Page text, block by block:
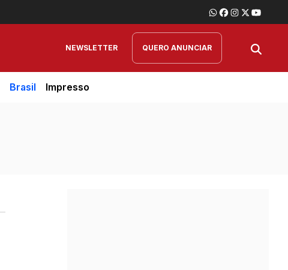
NEWSLETTER QUERO ANUNCIAR
Brasil Impresso